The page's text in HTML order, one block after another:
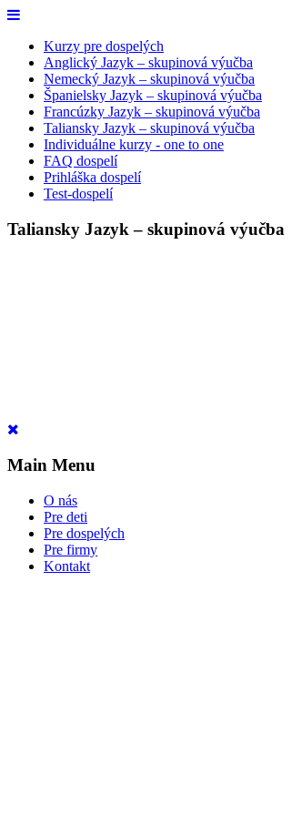
Kurzy pre dospelých
Anglický Jazyk – skupinová výučba
Nemecký Jazyk – skupinová výučba
Španielsky Jazyk – skupinová výučba
Francúzky Jazyk – skupinová výučba
Taliansky Jazyk – skupinová výučba
Individuálne kurzy - one to one
FAQ dospelí
Prihláška dospelí
Test-dospelí
Taliansky Jazyk – skupinová výučba
Main Menu
O nás
Pre deti
Pre dospelých
Pre firmy
Kontakt